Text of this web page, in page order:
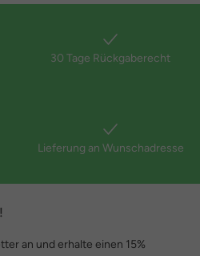
30 Tage Rückgaberecht
Lieferung an Wunschadresse
an und erhalte einen 15%